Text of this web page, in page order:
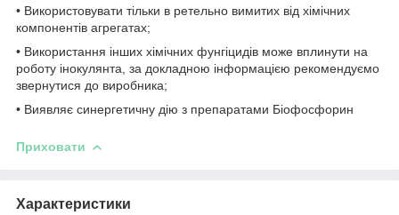
• Використовувати тільки в ретельно вимитих від хімічних
компонентів агрегатах;
• Використання інших хімічних фунгіцидів може вплинути на
роботу інокулянта, за докладною інформацією рекомендуємо
звернутися до виробника;
• Виявляє синергетичну дію з препаратами Біофосфорин
Приховати
Характеристики